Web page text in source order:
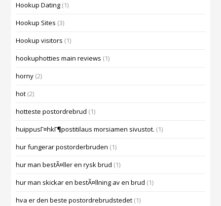
Hookup Dating (1)
Hookup Sites (3)
Hookup visitors (1)
hookuphotties main reviews (1)
horny (2)
hot (2)
hotteste postordrebrud (1)
huippusГ¤hkГ¶postitilaus morsiamen sivustot. (1)
hur fungerar postorderbruden (1)
hur man bestÃ¤ller en rysk brud (1)
hur man skickar en bestÃ¤llning av en brud (1)
hva er den beste postordrebrudstedet (1)